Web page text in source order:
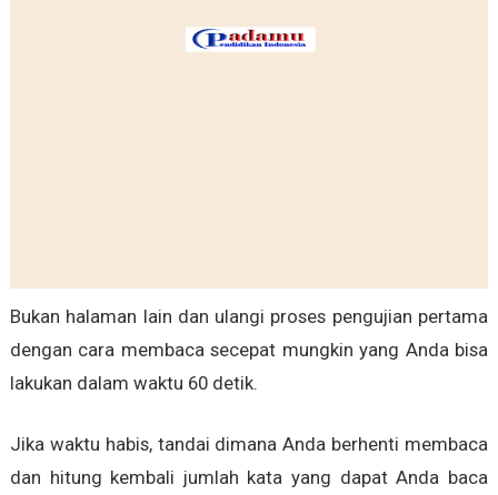
Bukan halaman lain dan ulangi proses pengujian pertama
dengan cara membaca secepat mungkin yang Anda bisa
lakukan dalam waktu 60 detik.
Jika waktu habis, tandai dimana Anda berhenti membaca
dan hitung kembali jumlah kata yang dapat Anda baca